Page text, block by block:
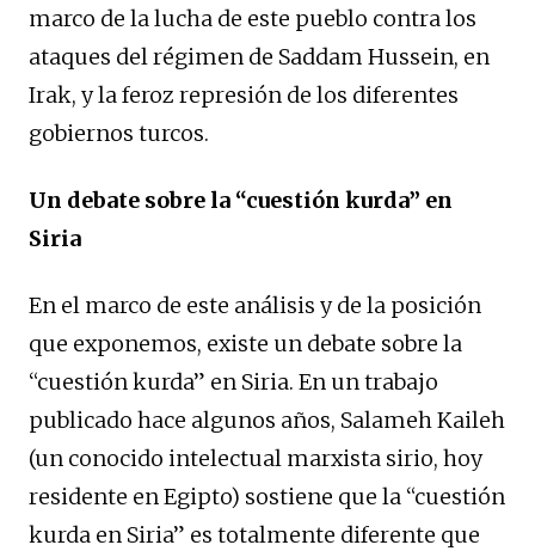
marco de la lucha de este pueblo contra los
ataques del régimen de Saddam Hussein, en
Irak, y la feroz represión de los diferentes
gobiernos turcos.
Un debate sobre la “cuestión kurda” en
Siria
En el marco de este análisis y de la posición
que exponemos, existe un debate sobre la
“cuestión kurda” en Siria. En un trabajo
publicado hace algunos años, Salameh Kaileh
(un conocido intelectual marxista sirio, hoy
residente en Egipto) sostiene que la “cuestión
kurda en Siria” es totalmente diferente que